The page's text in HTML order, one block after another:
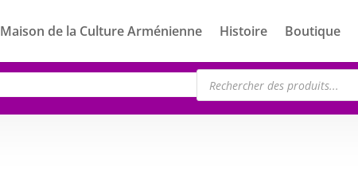
Maison de la Culture Arménienne Histoire Boutique
Recherche
de
produits